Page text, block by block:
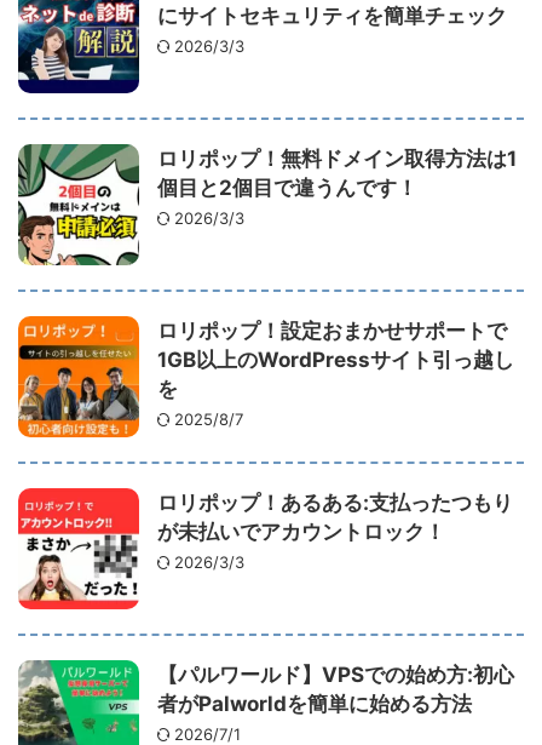
にサイトセキュリティを簡単チェック
2026/3/3
ロリポップ！無料ドメイン取得方法は1
個目と2個目で違うんです！
2026/3/3
ロリポップ！設定おまかせサポートで
1GB以上のWordPressサイト引っ越し
を
2025/8/7
ロリポップ！あるある:支払ったつもり
が未払いでアカウントロック！
2026/3/3
【パルワールド】VPSでの始め方:初心
者がPalworldを簡単に始める方法
2026/7/1